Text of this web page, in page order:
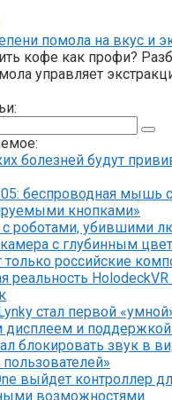
помола на вкус и
кофе как профи?
управляет
болезней будут
беспроводная мышь
кнопками»
с роботами, убившими
с глубинным
только российские
реальность
стал первой
и поддержкой
блокировать звук в
выйдет контроллер
возможностями